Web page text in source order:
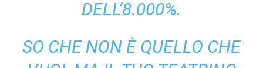
DELL’8.000%.
SO CHE NON È QUELLO CHE